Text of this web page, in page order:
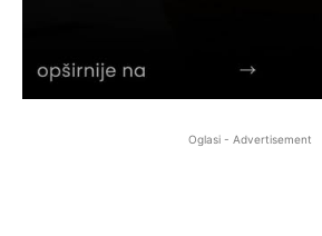
Oglasi - Advertisement